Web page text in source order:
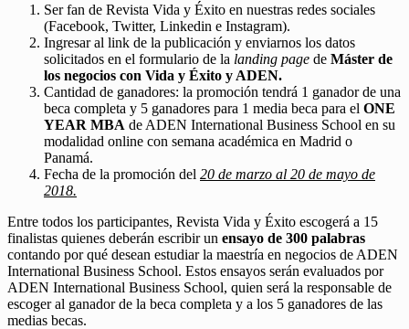
Ser fan de Revista Vida y Éxito en nuestras redes sociales
(Facebook, Twitter, Linkedin e Instagram).
Ingresar al link de la publicación y enviarnos los datos
solicitados en el formulario de la landing page de Máster de
los negocios con Vida y Éxito y ADEN.
Cantidad de ganadores: la promoción tendrá 1 ganador de una
beca completa y 5 ganadores para 1 media beca para el ONE
YEAR MBA de ADEN International Business School en su
modalidad online con semana académica en Madrid o
Panamá.
Fecha de la promoción del 20 de marzo al 20 de mayo de
2018.
Entre todos los participantes, Revista Vida y Éxito escogerá a 15
finalistas quienes deberán escribir un ensayo de 300 palabras
contando por qué desean estudiar la maestría en negocios de ADEN
International Business School. Estos ensayos serán evaluados por
ADEN International Business School, quien será la responsable de
escoger al ganador de la beca completa y a los 5 ganadores de las
medias becas.